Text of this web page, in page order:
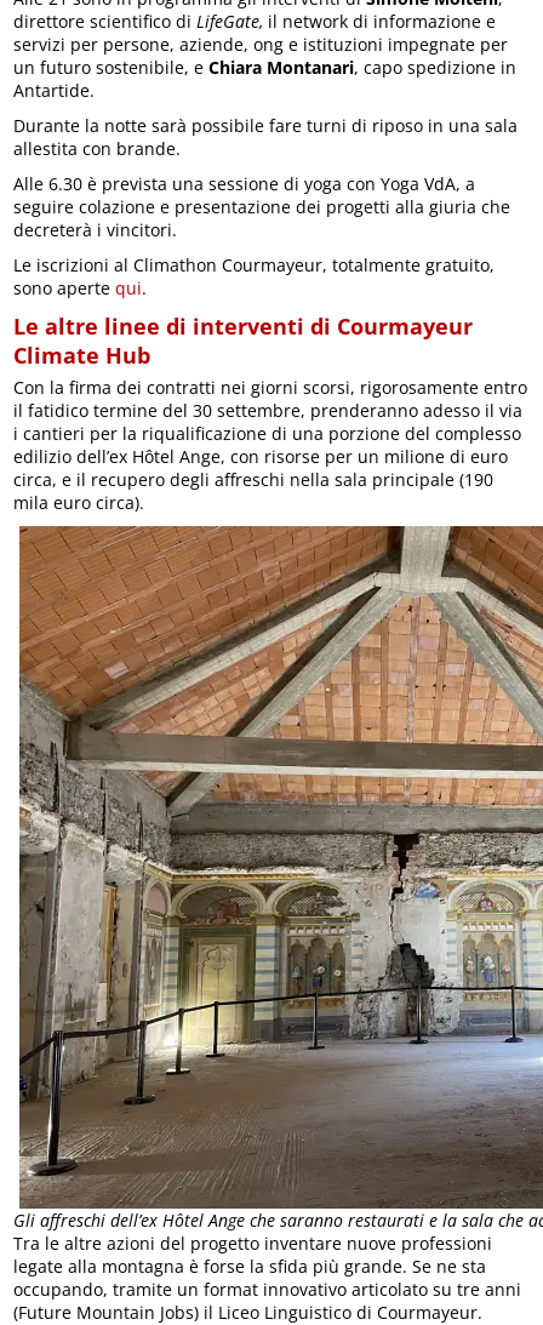
direttore scientifico diLifeGate, il network di informazione e
servizi per persone, aziende, ong e istituzioni impegnate per
un futuro sostenibile, eChiara Montanari, capo spedizione in
Antartide.
Durante la notte sarà possibile fare turni di riposo in una sala
allestita con brande.
Alle 6.30 è prevista una sessione di yoga con Yoga VdA, a
seguire colazione e presentazione dei progetti alla giuria che
decreterà i vincitori.
Le iscrizioni al Climathon Courmayeur, totalmente gratuito,
sono apertequi.
Le altre linee di interventi di Courmayeur
Climate Hub
Con la firma dei contratti nei giorni scorsi, rigorosamente entro
il fatidico termine del 30 settembre, prenderanno adesso il via
i cantieri per la riqualificazione di una porzione del complesso
edilizio dell’ex Hôtel Ange, con risorse per un milione di euro
circa, e il recupero degli affreschi nella sala principale (190
mila euro circa).
Gli affreschi dell’ex Hôtel Ange che saranno restaurati e la sala che
Tra le altre azioni del progetto inventare nuove professioni
legate alla montagna è forse la sfida più grande. Se ne sta
occupando, tramite un format innovativo articolato su tre anni
(Future Mountain Jobs) il Liceo Linguistico di Courmayeur.